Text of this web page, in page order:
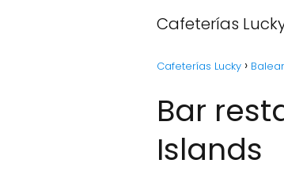
Cafeterías
Cafeterías Lucky
Bar
Islands